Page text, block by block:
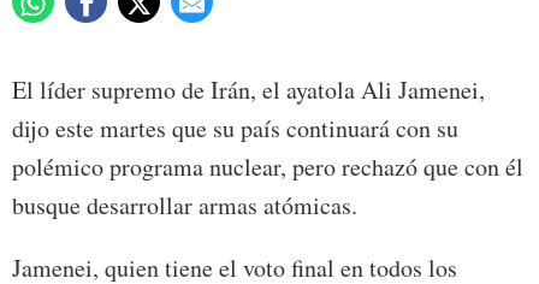
El líder supremo de Irán, el ayatola Ali Jamenei,
dijo este martes que su país continuará con su
polémico programa nuclear, pero rechazó que con él
busque desarrollar armas atómicas.
Jamenei, quien tiene el voto final en todos los